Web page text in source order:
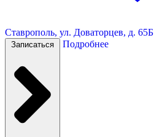
Ставрополь, ул. Доваторцев, д. 65Б
Записаться Подробнее